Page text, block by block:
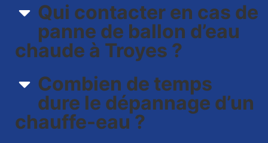
Qui contacter en cas de
panne de ballon d’eau
chaude à Troyes ?
Combien de temps
dure le dépannage d’un
chauffe-eau ?